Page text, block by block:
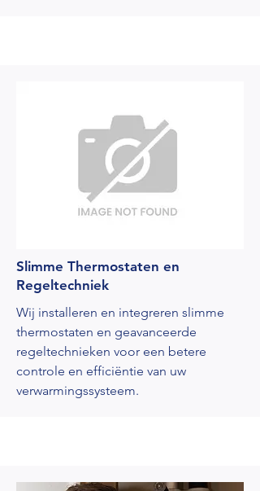
Slimme Thermostaten en
Regeltechniek
Wij installeren en integreren slimme
thermostaten en geavanceerde
regeltechnieken voor een betere
controle en efficiëntie van uw
verwarmingssysteem.